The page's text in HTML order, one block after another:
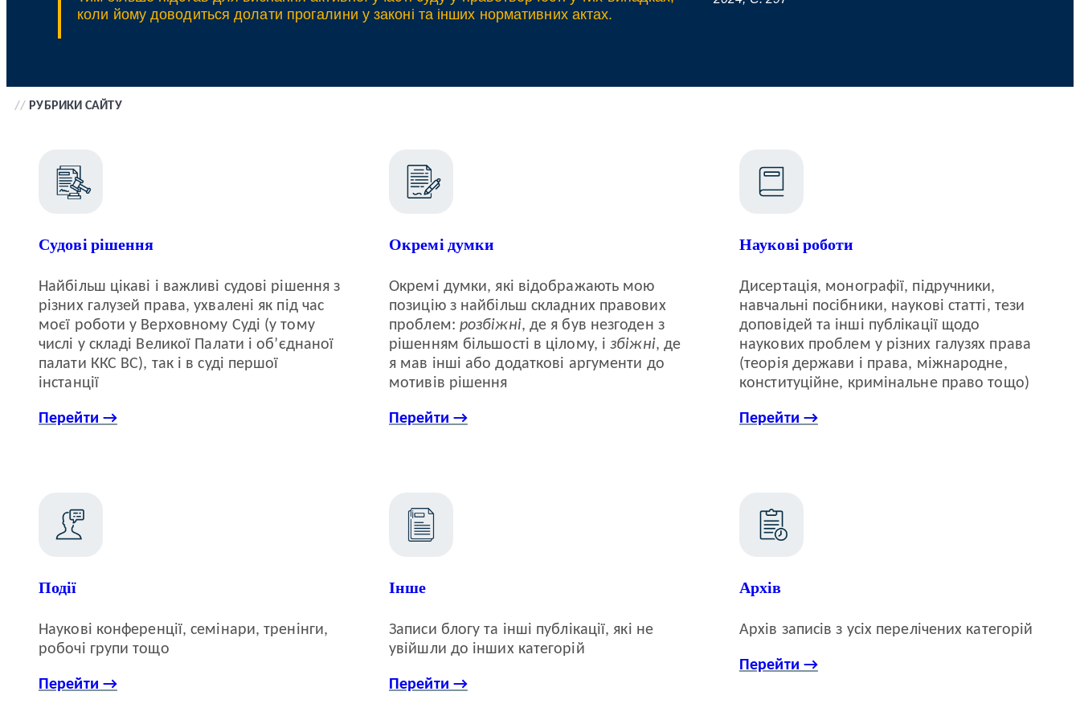
коли йому доводиться долати прогалини у законі та інших нормативних актах.
// РУБРИКИ САЙТУ
Судові рішення
Найбільш цікаві і важливі судові рішення з
різних галузей права, ухвалені як під час
моєї роботи у Верховному Суді (у тому
числі у складі Великої Палати і об’єднаної
палати ККС ВС), так і в суді першої
інстанції
Перейти →
Окремі думки
Окремі думки, які відображають мою
позицію з найбільш складних правових
проблем: розбіжні, де я був незгоден з
рішенням більшості в цілому, ізбіжні, де
я мав інші або додаткові аргументи до
мотивів рішення
Перейти →
Наукові роботи
Дисертація, монографії, підручники,
навчальні посібники, наукові статті, тези
доповідей та інші публікації щодо
наукових проблем у різних галузях права
(теорія держави і права, міжнародне,
конституційне, кримінальне право тощо)
Перейти →
Події
Наукові конференції, семінари, тренінги,
робочі групи тощо
Перейти →
Інше
Записи блогу та інші публікації, які не
увійшли до інших категорій
Перейти →
Архів
Архів записів з усіх перелічених категорій
Перейти →